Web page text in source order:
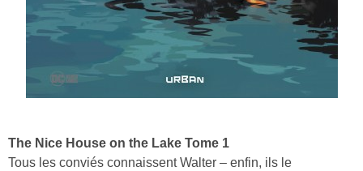
The Nice House on the Lake Tome 1
Tous les conviés connaissent Walter – enfin, ils le